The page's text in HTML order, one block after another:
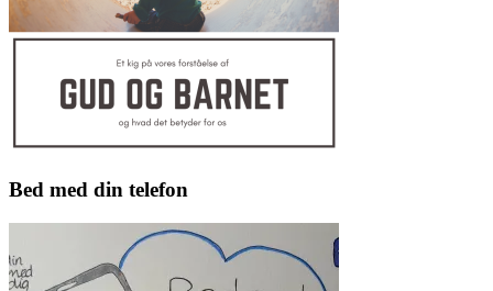
Bed med din telefon